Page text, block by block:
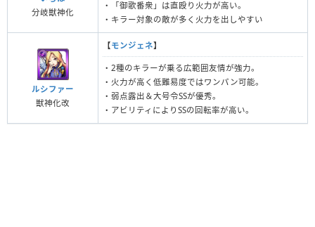
分岐獣神化
・「御歌番衆」は直殴り火力が高い。
・キラー対象の敵が多く火力を出しやすい
ルシファー
獣神化改
【モンジェネ】
・2種のキラーが乗る広範囲友情が強力。
・火力が高く低難易度ではワンパン可能。
・弱点露出＆大号令SSが優秀。
・アビリティによりSSの回転率が高い。